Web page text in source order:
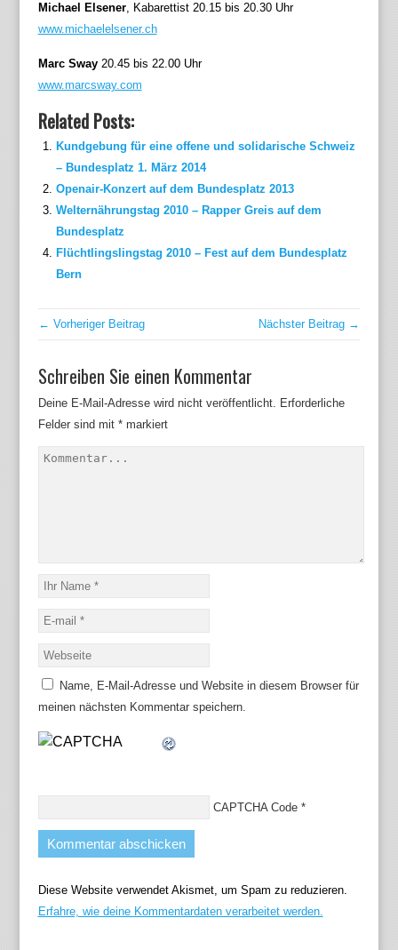
Michael Elsener, Kabarettist 20.15 bis 20.30 Uhr
www.michaelelsener.ch
Marc Sway20.45 bis 22.00 Uhr
www.marcsway.com
Related Posts:
Kundgebung für eine offene und solidarische Schweiz
– Bundesplatz 1. März 2014
Openair-Konzert auf dem Bundesplatz 2013
Welternährungstag 2010 – Rapper Greis auf dem
Bundesplatz
Flüchtlingslingstag 2010 – Fest auf dem Bundesplatz
Bern
← Vorheriger Beitrag Nächster Beitrag →
Schreiben Sie einen Kommentar
Deine E-Mail-Adresse wird nicht veröffentlicht. Erforderliche
Felder sind mit *markiert
Name, E-Mail-Adresse und Website in diesem Browser für
meinen nächsten Kommentar speichern.
CAPTCHA Code*
Diese Website verwendet Akismet, um Spam zu reduzieren.
Erfahre, wie deine Kommentardaten verarbeitet werden.